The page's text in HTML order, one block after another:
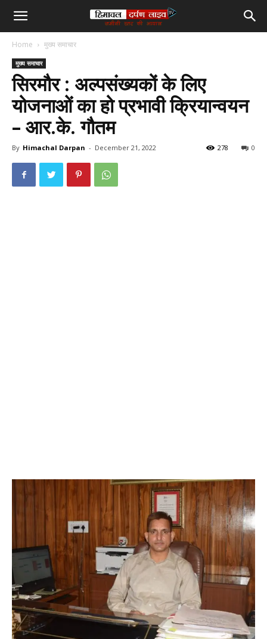
हिमाचल
लाइव
Home मुख्य समाचार
मुख्य समाचार
सिरमौर : अल्पसंख्यकों के लिए
योजनाओं का हो प्रभावी क्रियान्वयन
– आर.के. गौतम
By Himachal Darpan - December 21, 2022 0
278